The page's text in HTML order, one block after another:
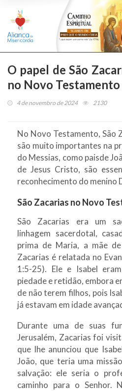
O papel de São
no Novo Testamento
4 de novembro de 2024 2130
No Novo Testamento, São
são muito importantes na
do Messias, como paisde
de Jesus Cristo, são
reconhecimento do menino
São Zacarias no Novo
São Zacarias era um
linhagem sacerdotal,
prima de Maria, a mãe
Zacarias é relatada no
1:5-25). Ele e Isabel
piedade e retidão, embora
de não terem filhos, pois
já estavam em idade
Durante uma de suas
Jerusalém, Zacarias foi
que lhe anunciou que
João, que teria uma
salvação: ele seria o
caminho para o Senhor.